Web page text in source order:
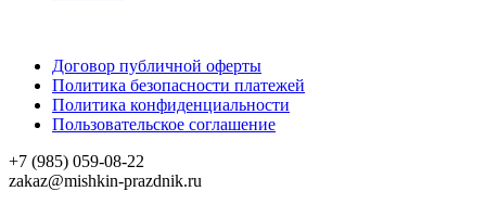
Договор публичной оферты
Политика безопасности платежей
Политика конфиденциальности
Пользовательское соглашение
+7 (985) 059-08-22
zakaz@mishkin-prazdnik.ru